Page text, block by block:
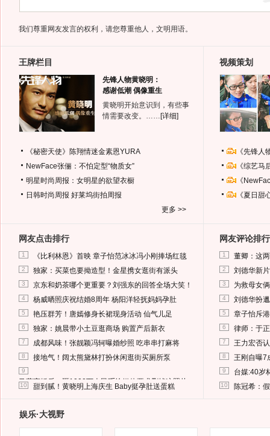
我们尊重网友发言的权利，请您尊重他人，文明用语。
王牌栏目
先锋人物黄晓明：
感谢低潮 偶像重生
黄晓明开始意识到，有些事
情需要改变。…… [详细]
《秘密天使》陈翔情迷金素恩YURA
NewFace张俪：不怕定型“物质女”
明星时尚周报：女明星的欲望衣橱
日韩时尚周报 好莱坞街拍周报
更多 >>
视频策划
《先锋
《综艺
《
《夏日
网友点击排行
1 《比利林恩》首映 章子怡范冰冰冯小刚捧场红毯
2 独家：买菜也要拗造型！金星携女逛街有派头
3 京东和奶茶哪个更重要？刘强东的回答全场大笑！
4 杨威晒照庆祝结婚8周年 杨阳洋轻抚妈妈孕肚
5 艳压群芳！唐嫣修身长裙现身活动 仙气儿足
6 独家：姚晨带小土豆逛商场 购置产后新衣
7 成都风味！张靓颖冯轲曝婚纱照 吃串串打麻将
8 接地气！阔太熊黛林打扮休闲逛街买厕所泵
9
马蓉离婚后，砸1000万人民币给媒体要求删掉这照片
10 甜到腻！黄晓明上海庆生 Baby挺孕肚送蛋糕
网友评论排行
1 董卿：这
2 刘德华新
3 为救母女
4 刘德华扮
5 章子怡斥
6 律师：于
7 王力宏否
8 王刚自曝7
9 台媒:40岁
10 陈冠希：
娱乐·大视野